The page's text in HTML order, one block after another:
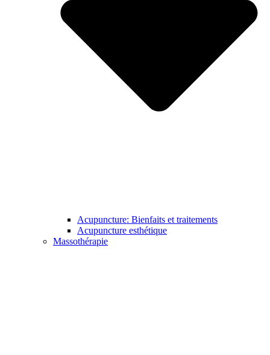
Acupuncture: Bienfaits et traitements
Acupuncture esthétique
Massothérapie